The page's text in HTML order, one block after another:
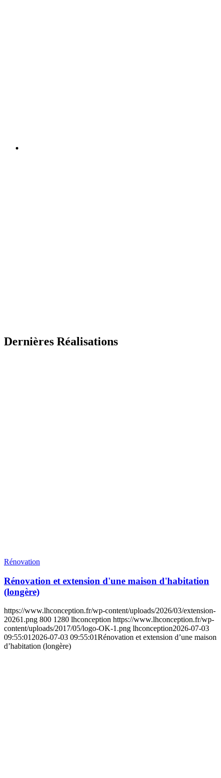
Dernières Réalisations
Rénovation
Rénovation et extension d'une maison d'habitation
(longère)
https://www.lhconception.fr/wp-content/uploads/2026/03/extension-
20261.png 800 1280 lhconception https://www.lhconception.fr/wp-
content/uploads/2017/05/logo-OK-1.png lhconception2026-07-03
09:55:01 2026-07-03 09:55:01Rénovation et extension d’une maison
d’habitation (longère)